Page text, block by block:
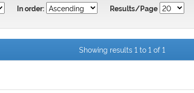
In order: Results/Page
Showing results 1 to 1 of 1